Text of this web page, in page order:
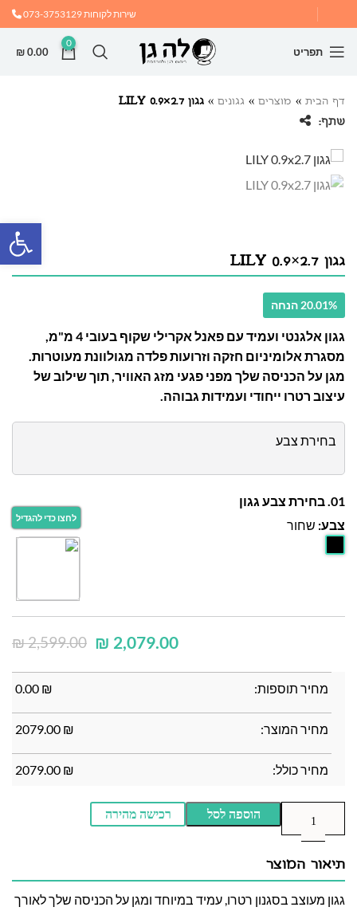
שירות לקוחות073-3753129
תפריט
0
₪0.00
דף הבית » מוצרים » גגונים » גגון LILY 0.9×2.7
שתף:
גגון LILY 0.9×2.7
20.01% הנחה
גגון אלגנטי ועמיד עם פאנל אקרילי שקוף בעובי 4 מ"מ,
מסגרת אלומיניום חזקה וזרועות פלדה מגולוונת מעוטרות.
מגן על הכניסה שלך מפני פגעי מזג האוויר, תוך שילוב של
עיצוב רטרו ייחודי ועמידות גבוהה.
בחירת צבע
01. בחירת צבע גגון
צבע: שחור
₪2,599.00 ₪ 2,079.00
מחיר תוספות: ₪
0.00
מחיר המוצר: ₪
2079.00
מחיר כולל: ₪
2079.00
הוספה לסל רכישה מהירה
תיאור המוצר
גגון מעוצב בסגנון רטרו, עמיד במיוחד ומגן על הכניסה שלך לאורך